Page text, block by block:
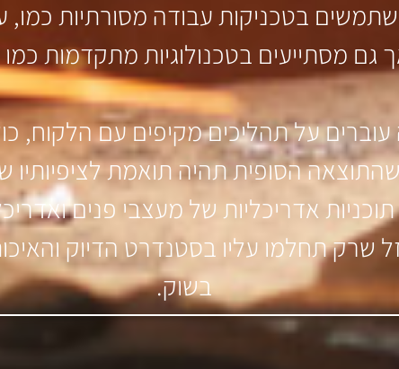
בטכניקות עבודה מסורתיות
גם מסתייעים בטכנולוגיות מתקדמות כמו
על תהליכים מקיפים עם הלקוח,
הסופית תהיה תואמת לציפיותיו
אדריכליות של מעצבי פנים
שרק תחלמו עליו בסטנדרט הדיוק
בשוק.